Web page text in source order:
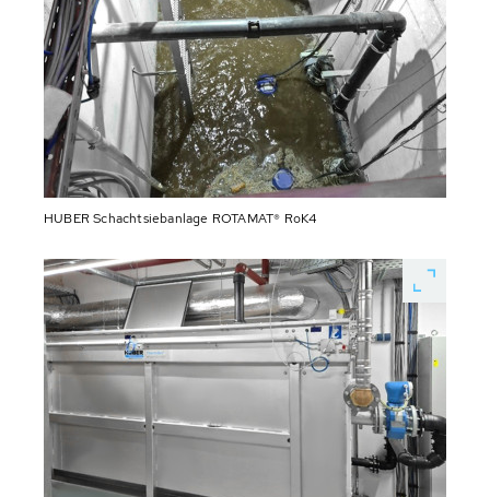
HUBER Schachtsiebanlage ROTAMAT® RoK4